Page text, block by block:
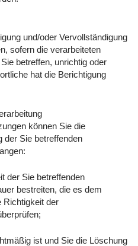
und/oder Vervollständigung
sofern die verarbeiteten
betreffen, unrichtig oder
hat die Berichtigung
können Sie die
der Sie betreffenden
Sie betreffenden
bestreiten, die es dem
Richtigkeit der
ist und Sie die Löschung